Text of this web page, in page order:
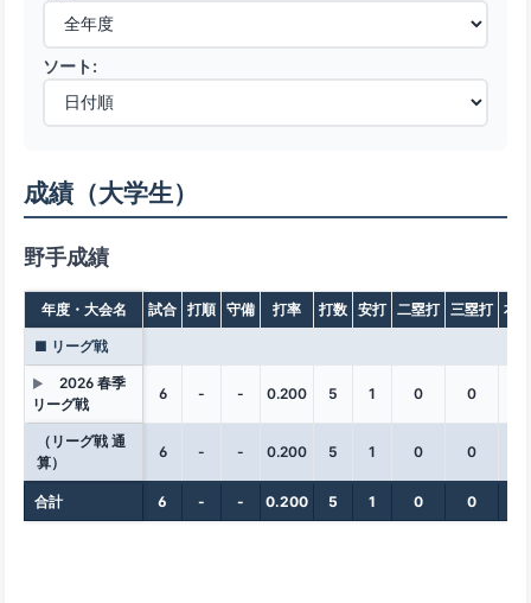
ソート:
成績（大学生）
野手成績
年度・大会名 試合 打順 守備 打率 打数 安打 二塁打 三塁打 本
■ リーグ戦
▶
2026 春季
リーグ戦
6 - - 0.200 5 1 0 0
（リーグ戦 通
算）
6 - - 0.200 5 1 0 0
合計 6 - - 0.200 5 1 0 0